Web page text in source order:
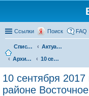
Ссылки Поиск FAQ
Список форумов
Актуальные вопросы
Архив событий
10 сентября 2017 г. Муниципальные выборы в районе Восточное Дегунино
10 сентября
районе